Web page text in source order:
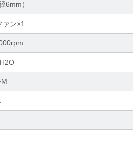
6mm）
ァン×1